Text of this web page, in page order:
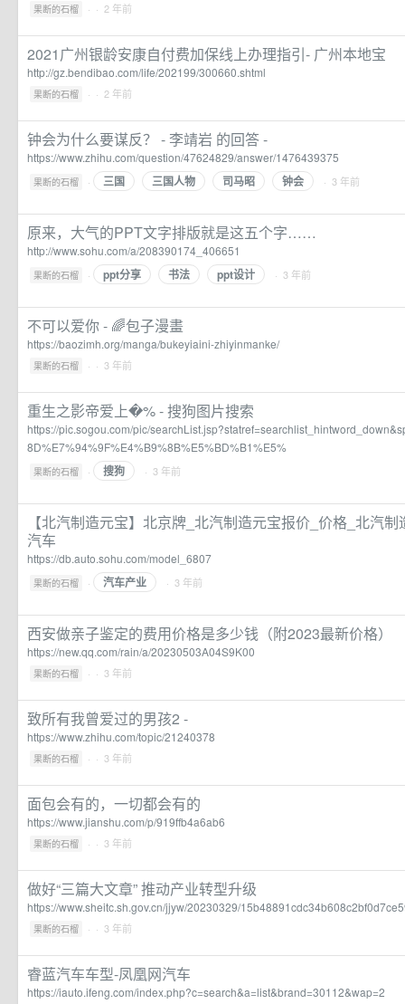
果断的石榴 · · 2 年前
2021广州银龄安康自付费加保线上办理指引- 广州本地宝
http://gz.bendibao.com/life/202199/300660.shtml
果断的石榴 · · 2 年前
钟会为什么要谋反？ - 李靖岩 的回答 -
https://www.zhihu.com/question/47624829/answer/1476439375
果断的石榴 · 三国 三国人物 司马昭 钟会 · 3 年前
原来，大气的PPT文字排版就是这五个字……
http://www.sohu.com/a/208390174_406651
果断的石榴 · ppt分享 书法 ppt设计 · 3 年前
不可以爱你 - 🌈️包子漫畫
https://baozimh.org/manga/bukeyiaini-zhiyinmanke/
果断的石榴 · · 3 年前
重生之影帝爱上�% - 搜狗图片搜索
https://pic.sogou.com/pic/
8D%E7%94%9F%E4%B9%8B%E5%BD%B1%E5%
果断的石榴 · 搜狗 · 3 年前
【北汽制造元宝】北京牌_北汽制造元宝报价_价格_北汽
汽车
https://db.auto.sohu.com/model_6807
果断的石榴 · 汽车产业 · 3 年前
西安做亲子鉴定的费用价格是多少钱（附2023最新价格）
https://new.qq.com/rain/a/20230503A04S9K00
果断的石榴 · · 3 年前
致所有我曾爱过的男孩2 -
https://www.zhihu.com/topic/21240378
果断的石榴 · · 3 年前
面包会有的，一切都会有的
https://www.jianshu.com/p/919ffb4a6ab6
果断的石榴 · · 3 年前
做好“三篇大文章” 推动产业转型升级
https://www.sheitc.sh.gov.cn/jjyw/20230329/
果断的石榴 · · 3 年前
睿蓝汽车车型-凤凰网汽车
https://iauto.ifeng.com/index.php?c=search&a=list&brand=30112&wap=2